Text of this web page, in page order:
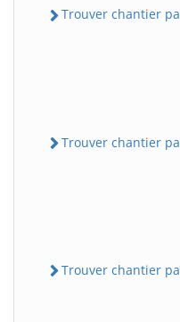
Trouver chantier
Trouver chantier
Trouver chantier